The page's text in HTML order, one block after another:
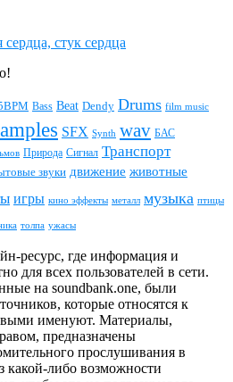
стук сердца
Bass Beat Dendy Drums film music
SFX Synth wav БАС
Природа Сигнал Транспорт
звуки движение животные
игры кино эффекты металл музыка птицы
толпа ужасы
ресурс, где информация и
для всех пользователей в сети.
на soundbank.one, были
которые относятся к
именуют. Материалы,
предназначены
прослушивания в
какой-либо возможности